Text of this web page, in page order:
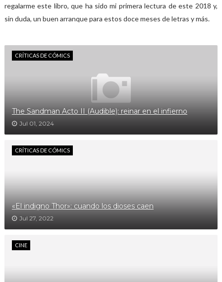
regalarme este libro, que ha sido mi primera lectura de este 2018 y,
sin duda, un buen arranque para estos doce meses de letras y más.
CRÍTICAS DE CÓMICS
The Sandman Acto II (Audible): reinar en el infierno
Jul 01, 2024
CRÍTICAS DE CÓMICS
«El indigno Thor»: cuando los dioses caen
Jul 27, 2022
CINE